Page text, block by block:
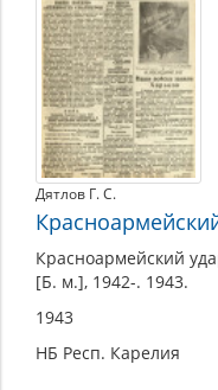
Дятлов Г. С.
Красноармейский
[Б. м.], 1942-. 1943.
1943
НБ Респ. Карелия